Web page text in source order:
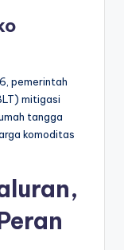
pemerintah
mitigasi
tangga
komoditas